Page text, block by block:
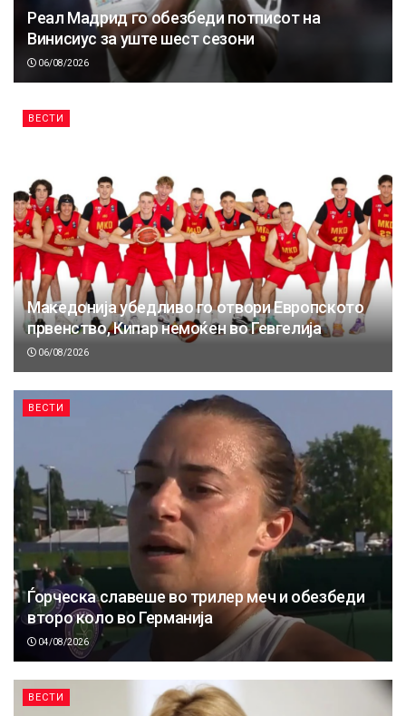
Реал Мадрид го обезбеди потписот на
Винисиус за уште шест сезони
06/08/2026
ВЕСТИ
Македонија убедливо го отвори Европското
првенство, Кипар немоќен во Гевгелија
06/08/2026
ВЕСТИ
Ѓорческа славеше во трилер меч и обезбеди
второ коло во Германија
04/08/2026
ВЕСТИ